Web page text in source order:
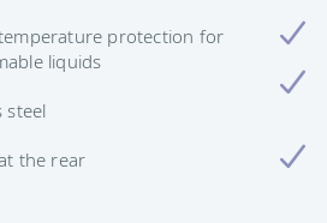
protection for
liquids
steel
the rear